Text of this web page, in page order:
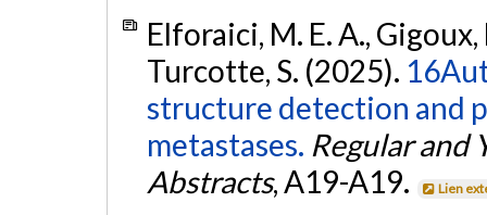
Elforaici, M. E. A.,
Turcotte, S. (2025).
structure detection and
metastases. Regular and
Abstracts, A19-A19. Lien